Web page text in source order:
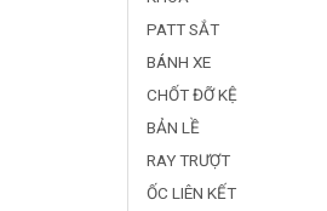
PATT SẮT
BÁNH XE
CHỐT ĐỠ KỆ
BẢN LỀ
RAY TRƯỢT
ỐC LIÊN KẾT